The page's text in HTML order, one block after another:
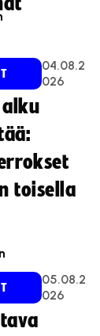
04.08.2
026
toisella
05.08.2
026